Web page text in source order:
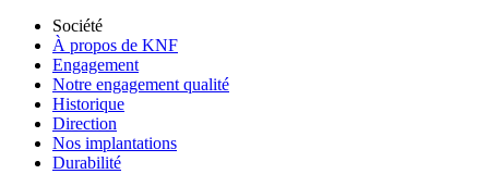
Société
À propos de KNF
Engagement
Notre engagement qualité
Historique
Direction
Nos implantations
Durabilité